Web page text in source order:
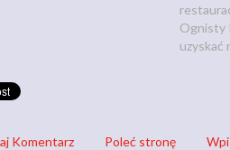
Ognisty
uzyskać
Komentarz Poleć stronę